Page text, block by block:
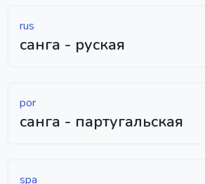
rus
санга - руская
por
санга - партугальская
spa